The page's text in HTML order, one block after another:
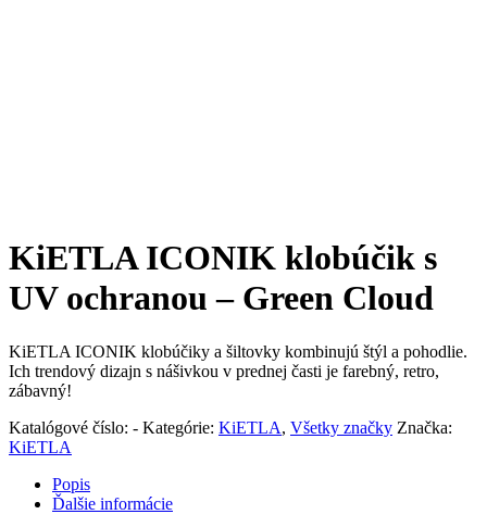
KiETLA ICONIK klobúčik s
UV ochranou – Green Cloud
KiETLA ICONIK klobúčiky a šiltovky kombinujú štýl a pohodlie.
Ich trendový dizajn s nášivkou v prednej časti je farebný, retro,
zábavný!
Katalógové číslo: - Kategórie: KiETLA, Všetky značky Značka:
KiETLA
Popis
Ďalšie informácie